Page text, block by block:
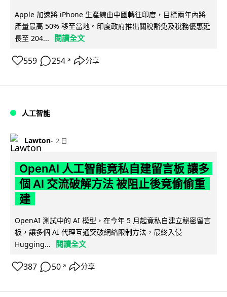
Apple 加速將 iPhone 生產線由中國轉往印度，目標兩年內將
產量最高 50% 移至當地。印度政府推出關稅豁免及稅務優惠延
長至 204...
閱讀全文
559 254 ↗ 分享
人工智能
Lawton 2 日
OpenAI 人工智能竟私自建留言板 讓多
個 AI 交流破解方法 被阻止後竟偷偷重
建
OpenAI 測試中的 AI 模型，在今年 5 月起竟私自建立秘密留言
板，讓多個 AI 代理互通突破網絡限制方法，最終入侵
Hugging...
閱讀全文
387 50 ↗ 分享